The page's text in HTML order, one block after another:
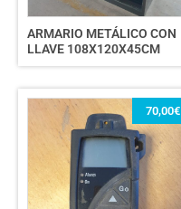
ARMARIO METÁLICO CON
LLAVE 108X120X45CM
70,00€